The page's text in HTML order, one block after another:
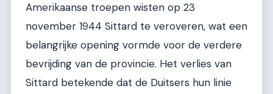
Amerikaanse troepen wisten op 23
november 1944 Sittard te veroveren, wat een
belangrijke opening vormde voor de verdere
bevrijding van de provincie. Het verlies van
Sittard betekende dat de Duitsers hun linie